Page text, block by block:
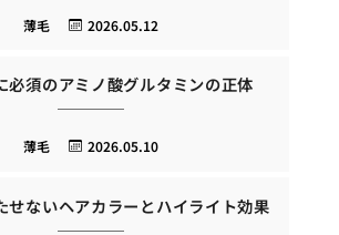
2026.05.12
薄毛
必須のアミノ酸グルタミンの正体
2026.05.10
薄毛
せないヘアカラーとハイライト効果